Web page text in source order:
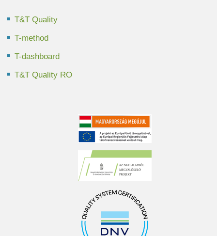
T&T Quality
T-method
T-dashboard
T&T Quality RO